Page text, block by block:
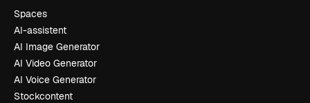
Spaces
AI-assistent
AI Image Generator
AI Video Generator
AI Voice Generator
Stockcontent